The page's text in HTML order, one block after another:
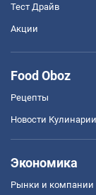
Тест Драйв
Акции
Food Oboz
Рецепты
Новости Кулинарии
Экономика
Рынки и компании